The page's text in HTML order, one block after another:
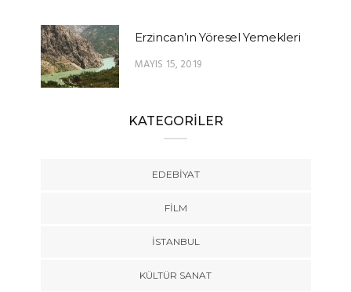
Erzincan’ın Yöresel Yemekleri
MAYIS 15, 2019
KATEGORİLER
EDEBIYAT
FILM
İSTANBUL
KÜLTÜR SANAT